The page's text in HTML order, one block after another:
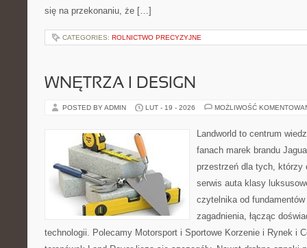
się na przekonaniu, że […]
CATEGORIES: ROLNICTWO PRECYZYJNE
WNĘTRZA I DESIGN
POSTED BY ADMIN LUT - 19 - 2026 MOŻLIWOŚĆ
Landworld to centrum
fanach marek brandu
przestrzeń dla tych, którzy
serwis auta klasy
czytelnika od
zagadnienia, łącząc
technologii. Polecamy Motorsport i Sportowe Korzenie i Rynek i